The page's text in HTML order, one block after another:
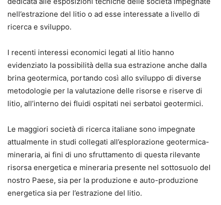
nell’estrazione del litio o ad esse interessate a livello di
ricerca e sviluppo.
I recenti interessi economici legati al litio hanno
evidenziato la possibilità della sua estrazione anche dalla
brina geotermica, portando così allo sviluppo di diverse
metodologie per la valutazione delle risorse e riserve di
litio, all’interno dei fluidi ospitati nei serbatoi geotermici.
Le maggiori società di ricerca italiane sono impegnate
attualmente in studi collegati all’esplorazione geotermica-
mineraria, ai fini di uno sfruttamento di questa rilevante
risorsa energetica e mineraria presente nel sottosuolo del
nostro Paese, sia per la produzione e auto-produzione
energetica sia per l’estrazione del litio.